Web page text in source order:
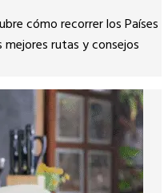
cómo recorrer los Países
mejores rutas y consejos